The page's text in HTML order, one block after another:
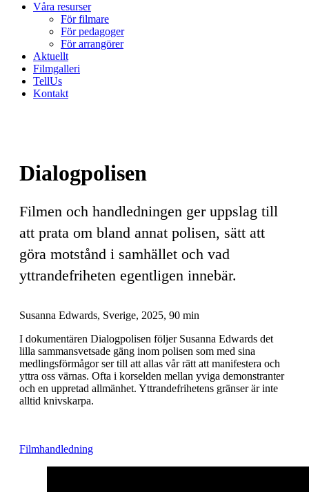
Våra resurser
För filmare
För pedagoger
För arrangörer
Aktuellt
Filmgalleri
TellUs
Kontakt
Dialogpolisen
Filmen och handledningen ger uppslag till
att prata om bland annat polisen, sätt att
göra motstånd i samhället och vad
yttrandefriheten egentligen innebär.
Susanna Edwards, Sverige, 2025, 90 min
I dokumentären Dialogpolisen följer Susanna Edwards det
lilla sammansvetsade gäng inom polisen som med sina
medlingsförmågor ser till att allas vår rätt att manifestera och
yttra oss värnas. Ofta i korselden mellan yviga demonstranter
och en uppretad allmänhet. Yttrandefrihetens gränser är inte
alltid knivskarpa.
Filmhandledning